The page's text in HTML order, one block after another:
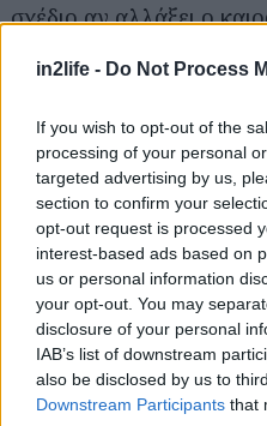
in2life - Do Not Process
If you wish to opt-out of the
processing of your personal
targeted advertising by us,
section to confirm your
opt-out request is processed
interest-based ads based on
us or personal information
your opt-out. You may
disclosure of your personal
IAB’s list of downstream
also be disclosed by us to
Downstream Participants that
σχέδιο αν αλλάξει ο
ΥΔΡΟΧΟΟΣ
Ο Υδροχόος θα στήσει
απρόβλεπτο σημείο. Θα
φωτιστικά, περίεργα
τηλεσκόπιο.
ΙΧΘΥΕΣ
Οι Ιχθύες ζουν το
ταινία. Θα